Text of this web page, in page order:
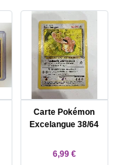
Carte Pokémon
Excelangue 38/64
6,99 €